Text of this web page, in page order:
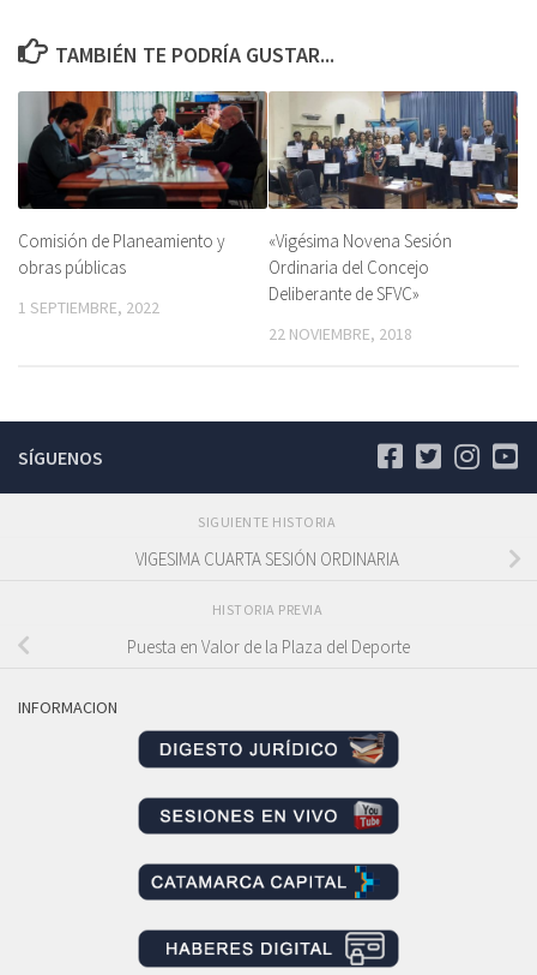
TAMBIÉN TE PODRÍA GUSTAR...
Comisión de Planeamiento y
obras públicas
1 SEPTIEMBRE, 2022
«Vigésima Novena Sesión
Ordinaria del Concejo
Deliberante de SFVC»
22 NOVIEMBRE, 2018
SÍGUENOS
SIGUIENTE HISTORIA
VIGESIMA CUARTA SESIÓN ORDINARIA
HISTORIA PREVIA
Puesta en Valor de la Plaza del Deporte
INFORMACION